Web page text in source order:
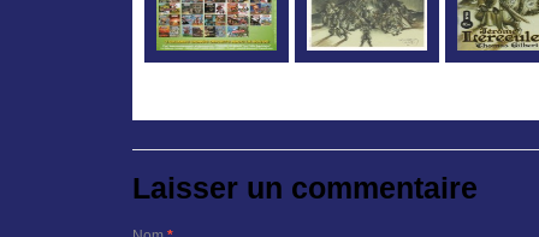
Laisser un commentaire